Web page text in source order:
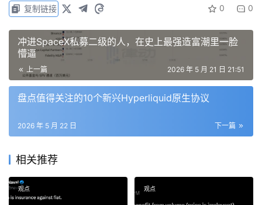
虽然邵律师也看到也有律师同行针对此事件称某AI中转站站
长被上海警方刑拘，但因目前未见官方通报，案件的具体案
由和处理情况尚无法确认。
这两年国内AI应用需求爆发，但因为海外大模型有地区限
制，做AI中转站的人越来越多。说白了就是国内用户想用但
用不了，中转站帮你打通渠道，收一笔过路费。
0 0
复制链接
冲进SpaceX私募二级的人，在史上最强造富潮里一脸
懵逼
上一篇 2026 年 5 月 21 日 21:51
盘点值得关注的10个新兴Hyperliquid原生协议
下一篇
2026 年 5 月 22 日
相关推荐
观点 观点